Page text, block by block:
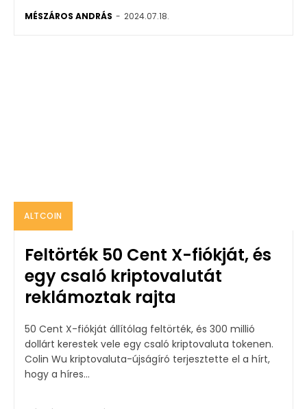
MÉSZÁROS ANDRÁS - 2024.07.18.
ALTCOIN
Feltörték 50 Cent X-fiókját, és
egy csaló kriptovalutát
reklámoztak rajta
50 Cent X-fiókját állítólag feltörték, és 300 millió
dollárt kerestek vele egy csaló kriptovaluta tokenen.
Colin Wu kriptovaluta-újságíró terjesztette el a hírt,
hogy a híres...